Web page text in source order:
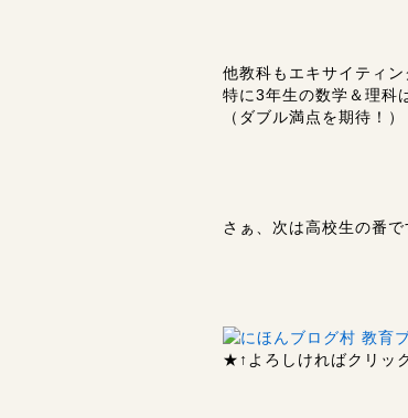
他教科もエキサイティン
特に3年生の数学＆理科
（ダブル満点を期待！）
さぁ、次は高校生の番で
★↑ よろしければクリッ